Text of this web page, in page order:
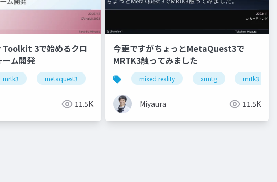
thinki reality a3
3で始めるクロ
ム開発
mrtk3 metaquest3 snapdragonspaces xrkaigi
11.5K
今更ですがちょっとMetaQuest3で
MRTK3触ってみました
mixed reality xrmtg mrtk3
Miyaura 11.5K